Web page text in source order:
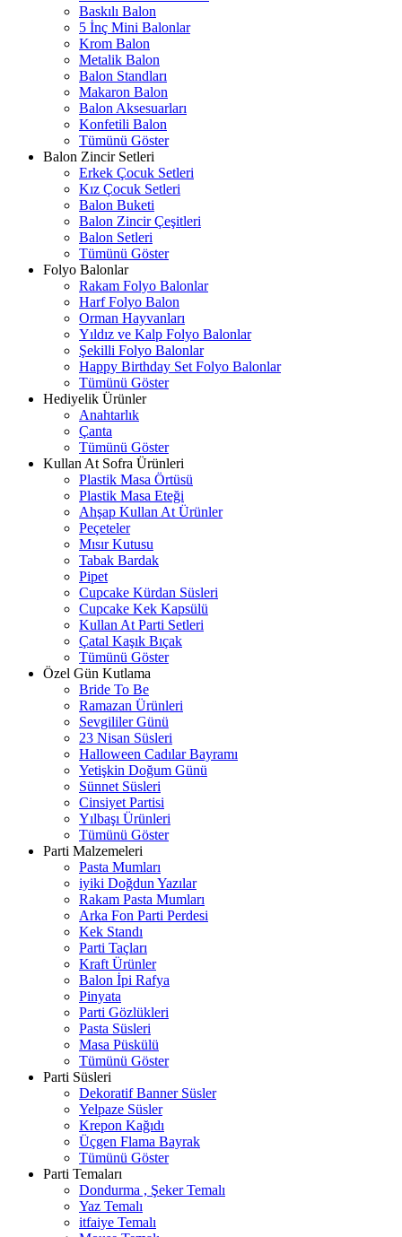
Baskılı Balon
5 İnç Mini Balonlar
Krom Balon
Metalik Balon
Balon Standları
Makaron Balon
Balon Aksesuarları
Konfetili Balon
Tümünü Göster
Balon Zincir Setleri
Erkek Çocuk Setleri
Kız Çocuk Setleri
Balon Buketi
Balon Zincir Çeşitleri
Balon Setleri
Tümünü Göster
Folyo Balonlar
Rakam Folyo Balonlar
Harf Folyo Balon
Orman Hayvanları
Yıldız ve Kalp Folyo Balonlar
Şekilli Folyo Balonlar
Happy Birthday Set Folyo Balonlar
Tümünü Göster
Hediyelik Ürünler
Anahtarlık
Çanta
Tümünü Göster
Kullan At Sofra Ürünleri
Plastik Masa Örtüsü
Plastik Masa Eteği
Ahşap Kullan At Ürünler
Peçeteler
Mısır Kutusu
Tabak Bardak
Pipet
Cupcake Kürdan Süsleri
Cupcake Kek Kapsülü
Kullan At Parti Setleri
Çatal Kaşık Bıçak
Tümünü Göster
Özel Gün Kutlama
Bride To Be
Ramazan Ürünleri
Sevgililer Günü
23 Nisan Süsleri
Halloween Cadılar Bayramı
Yetişkin Doğum Günü
Sünnet Süsleri
Cinsiyet Partisi
Yılbaşı Ürünleri
Tümünü Göster
Parti Malzemeleri
Pasta Mumları
iyiki Doğdun Yazılar
Rakam Pasta Mumları
Arka Fon Parti Perdesi
Kek Standı
Parti Taçları
Kraft Ürünler
Balon İpi Rafya
Pinyata
Parti Gözlükleri
Pasta Süsleri
Masa Püskülü
Tümünü Göster
Parti Süsleri
Dekoratif Banner Süsler
Yelpaze Süsler
Krepon Kağıdı
Üçgen Flama Bayrak
Tümünü Göster
Parti Temaları
Dondurma , Şeker Temalı
Yaz Temalı
itfaiye Temalı